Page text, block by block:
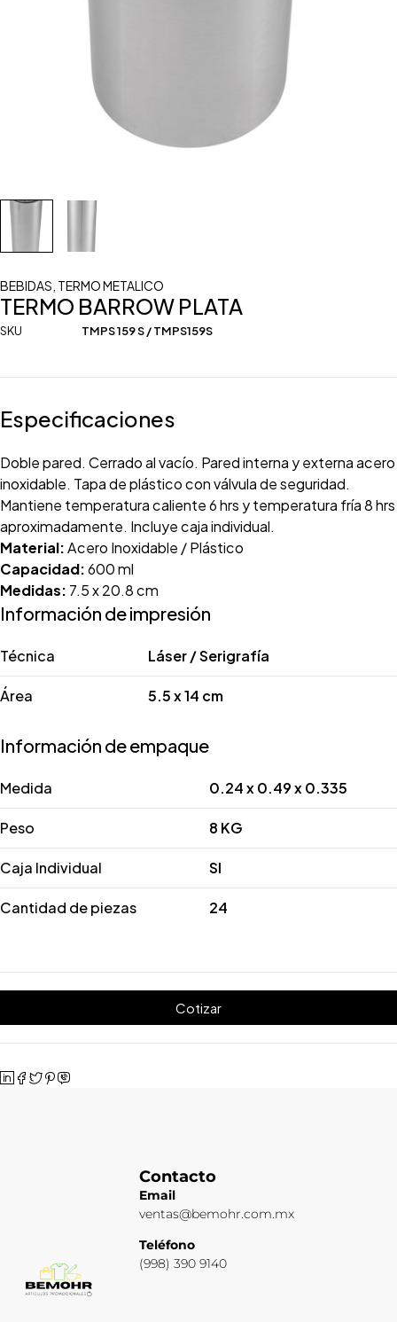
BEBIDAS TERMO METALICO
TERMO BARROW PLATA
SKU TMPS 159 S / TMPS159S
Especificaciones
Doble pared. Cerrado al vacío. Pared interna y externa acero
inoxidable. Tapa de plástico con válvula de seguridad.
Mantiene temperatura caliente 6 hrs y temperatura fría 8 hrs
aproximadamente. Incluye caja individual.
Material:Acero Inoxidable / Plástico
Capacidad:600 ml
Medidas: 7.5 x 20.8 cm
Información de impresión
Técnica Láser / Serigrafía
Área 5.5 x 14 cm
Información de empaque
Medida 0.24 x 0.49 x 0.335
Peso 8 KG
Caja Individual SI
Cantidad de piezas 24
Cotizar
Contacto
Email
ventas@bemohr.com.mx
Teléfono
(998) 390 9140